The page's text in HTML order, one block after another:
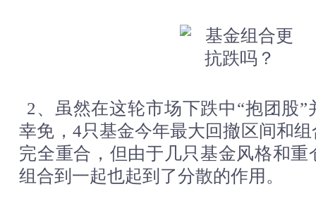
2、虽然在这轮市场下跌中“抱团股
幸免，4只基金今年最大回撤区间和
完全重合，但由于几只基金风格和重
组合到一起也起到了分散的作用。